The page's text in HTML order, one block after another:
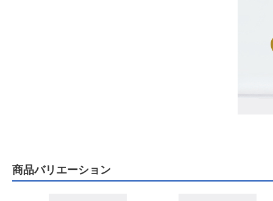
商品バリエーション